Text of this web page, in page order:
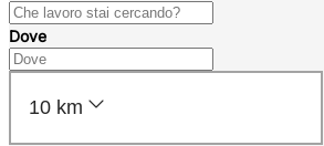
Dove
10 km